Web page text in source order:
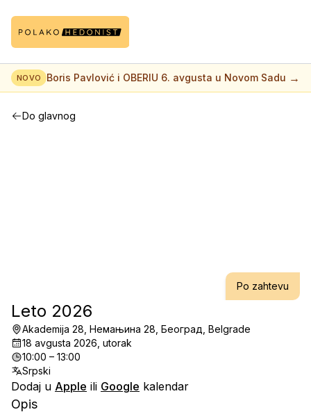
NOVO Boris Pavlović i OBERIU 6. avgusta u Novom Sadu →
Do glavnog
Po zahtevu
Leto 2026
Akademija 28, Немањина 28, Београд, Belgrade
18 avgusta 2026, utorak
10:00 – 13:00
Srpski
Dodaj u Apple ili Google kalendar
Opis